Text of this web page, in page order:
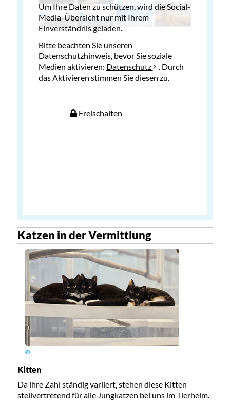
Um Ihre Daten zu schützen, wird die Social-
Media-Übersicht nur mit Ihrem
Einverständnis geladen.
Bitte beachten Sie unseren
Datenschutzhinweis, bevor Sie soziale
Medien aktivieren: Datenschutz
. Durch
das Aktivieren stimmen Sie diesen zu.
Freischalten
Katzen in der Vermittlung
©
Kitten
Da ihre Zahl ständig variiert, stehen diese Kitten
stellvertretend für alle Jungkatzen bei uns im Tierheim.